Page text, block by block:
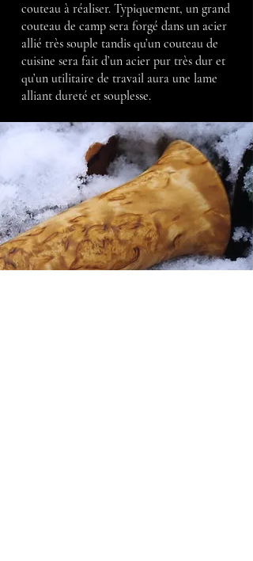
couteau à réaliser. Typiquement, un grand
couteau de camp sera forgé dans un acier
allié très souple tandis qu’un couteau de
cuisine sera fait d’un acier pur très dur et
qu’un utilitaire de travail aura une lame
alliant dureté et souplesse.